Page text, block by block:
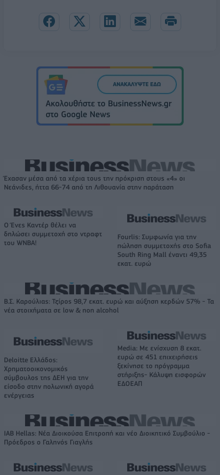
Έχασαν μέσα από τα χέρια τους την πρόκριση στους «4» οι
Νεάνιδες, ήττα 66-74 από τη Λιθουανία στην παράταση
Ο Ένες Καντέρ θέλει να
δηλώσει συμμετοχή στο ντραφτ
του WNBA!
Fourlis: Συμφωνία για την
πώληση συμμετοχής στο Sofia
South Ring Mall έναντι 49,35
εκατ. ευρώ
Β.Σ. Καρούλιας: Τζίρος 98,7 εκατ. ευρώ και αύξηση κερδών 57% - Τα
νέα στοιχήματα σε low & non alcohol
Deloitte Ελλάδος:
Χρηματοοικονομικός
σύμβουλος της ΔΕΗ για την
είσοδο στην πολωνική αγορά
ενέργειας
Media: Με ενίσχυση 8 εκατ.
ευρώ σε 451 επιχειρήσεις
ξεκίνησε το πρόγραμμα
στήριξης- Κάλυψη εισφορών
ΕΔΟΕΑΠ
IAB Hellas: Νέα Διοικούσα Επιτροπή και νέο Διοικητικό Συμβούλιο -
Πρόεδρος ο Γαληνός Γιαγλής